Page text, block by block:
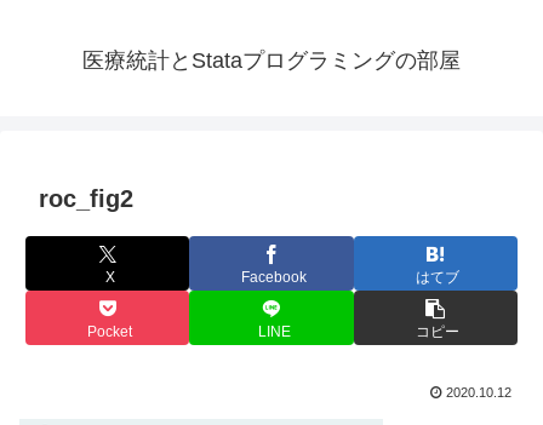
医療統計とStataプログラミングの部屋
roc_fig2
X Facebook はてブ
Pocket LINE コピー
2020.10.12